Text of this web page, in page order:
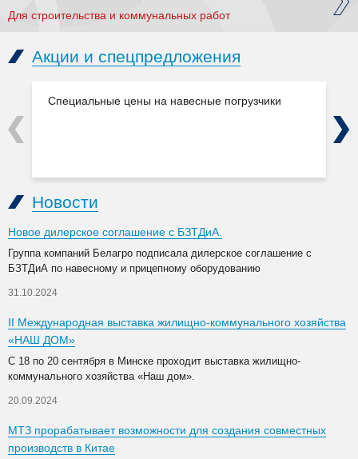
Для строительства и коммунальных работ
Акции и спецпредложения
Специальные цены на навесные погрузчики
Previous Next
Новости
Новое дилерское соглашение с БЗТДиА.
Группа компаний Белагро подписала дилерское соглашение с
БЗТДиА по навесному и прицепному оборудованию
31.10.2024
II Международная выставка жилищно-коммунального хозяйства
«НАШ ДОМ»
С 18 по 20 сентября в Минске проходит выставка жилищно-
коммунального хозяйства «Наш дом».
20.09.2024
МТЗ прорабатывает возможности для создания совместных
производств в Китае